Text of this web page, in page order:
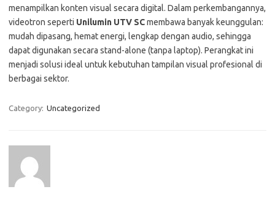
menampilkan konten visual secara digital. Dalam perkembangannya,
videotron seperti Unilumin UTV SCmembawa banyak keunggulan:
mudah dipasang, hemat energi, lengkap dengan audio, sehingga
dapat digunakan secara stand-alone (tanpa laptop). Perangkat ini
menjadi solusi ideal untuk kebutuhan tampilan visual profesional di
berbagai sektor.
Category: Uncategorized